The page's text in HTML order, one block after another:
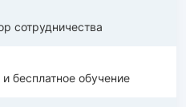
сотрудничества
бесплатное обучение